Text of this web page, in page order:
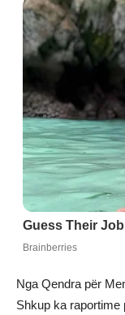
Nga Qendra për
Shkup ka raportime